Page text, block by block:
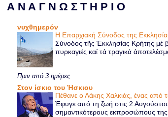
Α Ν Α Γ Ν Ω Σ Τ Η Ρ Ι Ο
νυχθημερόν
Η Επαρχιακή Σύνοδος της
Σύνοδος τῆς Ἐκκλησίας Κρήτης μέ
πυρκαγιές καί τά τραγικά
Πριν από 3 ημέρες
Στον ίσκιο του Ήσκιου
Πέθανε ο Λάκης Χαλκιάς, ένας
Έφυγε από τη ζωή στις 2
σημαντικότερους εκπροσώπους